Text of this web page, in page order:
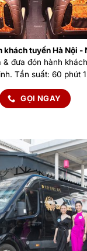
khách tuyến Hà Nội -
đưa đón hành
Tần suất: 60 phút
GỌI NGAY